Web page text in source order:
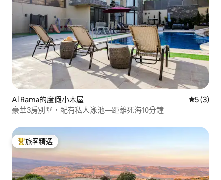
Al Rama的度假小木屋 從 3 則評
5 (3)
豪華3房別墅，配有私人泳池—距離死海10分鐘
旅客精選榜首
旅客精選